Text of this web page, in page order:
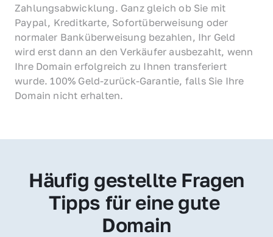
Zahlungsabwicklung. Ganz gleich ob Sie mit
Paypal, Kreditkarte, Sofortüberweisung oder
normaler Banküberweisung bezahlen, Ihr Geld
wird erst dann an den Verkäufer ausbezahlt, wenn
Ihre Domain erfolgreich zu Ihnen transferiert
wurde. 100% Geld-zurück-Garantie, falls Sie Ihre
Domain nicht erhalten.
Häufig gestellte Fragen
Tipps für eine gute
Domain